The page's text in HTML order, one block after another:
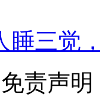
睡三觉
责声明